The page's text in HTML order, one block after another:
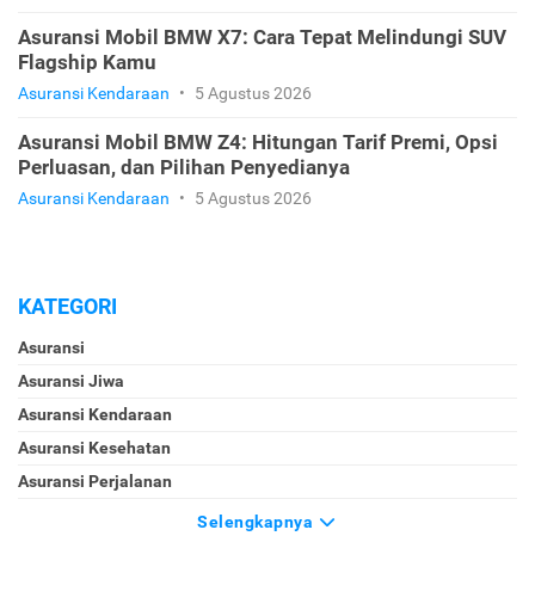
Asuransi Mobil BMW X7: Cara Tepat Melindungi SUV
Flagship Kamu
Asuransi Kendaraan • 5 Agustus 2026
Asuransi Mobil BMW Z4: Hitungan Tarif Premi, Opsi
Perluasan, dan Pilihan Penyedianya
Asuransi Kendaraan • 5 Agustus 2026
KATEGORI
Asuransi
Asuransi Jiwa
Asuransi Kendaraan
Asuransi Kesehatan
Asuransi Perjalanan
Selengkapnya